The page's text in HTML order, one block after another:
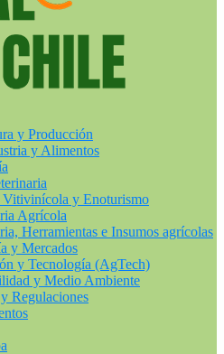
y Producción
y Alimentos
y Enoturismo
Agrícola
Herramientas e Insumos agrícolas
y Mercados
y Tecnología (AgTech)
y Medio Ambiente
Regulaciones